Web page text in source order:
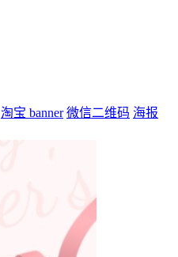
淘宝 banner 微信二维码 海报